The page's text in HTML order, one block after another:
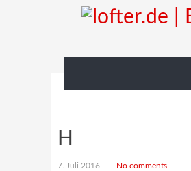
H
7. Juli 2016 - No comments